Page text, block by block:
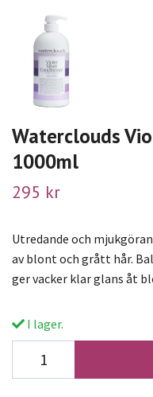
Waterclouds
1000ml
295 kr
Utredande och
av blont och grått hår.
ger vacker klar glans åt
I lager.